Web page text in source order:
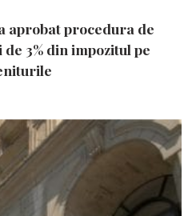
aprobat procedura de
3% din impozitul pe